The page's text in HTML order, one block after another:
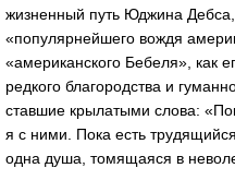
жизненный путь Юджина Дебса,
«популярнейшего вождя
«американского Бебеля», как
редкого благородства и
ставшие крылатыми слова:
я с ними. Пока есть
одна душа, томящаяся в